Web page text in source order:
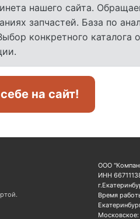
нашего сайта.
запчастей. База по
конкретного каталога
на сайт!
ООО
ИНН
Время